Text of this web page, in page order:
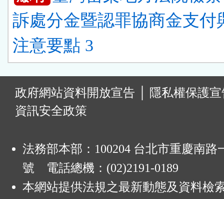
訴處分金暨認罪協商金支付
注意要點 3
政府網站資料開放宣告
隱私權保護
資訊安全政策
法務部本部：100204 台北市重慶南路
號 電話總機：(02)2191-0189
本網站提供法規之最新動態及資料檢